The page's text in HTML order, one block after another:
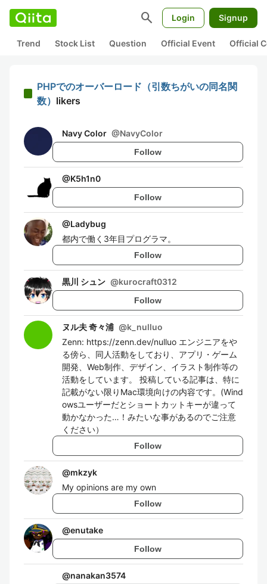
search Login Signup
Trend Stock List Question Official Event Official
PHPでのオーバーロード（引数ちがいの同名関
数） likers
Navy Color @NavyColor
Follow
@K5h1n0
Follow
@Ladybug
都内で働く3年目プログラマ。
Follow
黒川 シュン @kurocraft0312
Follow
ヌル夫 奇々浦 @k_nulluo
Zenn: https://zenn.dev/nulluo エンジニアをや
る傍ら、同人活動をしており、アプリ・ゲーム
開発、Web制作、デザイン、イラスト制作等の
活動をしています。 投稿している記事は、特に
記載がない限りMac環境向けの内容です。(Wind
owsユーザーだとショートカットキーが違って
動かなかった…！みたいな事があるのでご注意
ください）
Follow
@mkzyk
My opinions are my own
Follow
@enutake
Follow
@nanakan3574